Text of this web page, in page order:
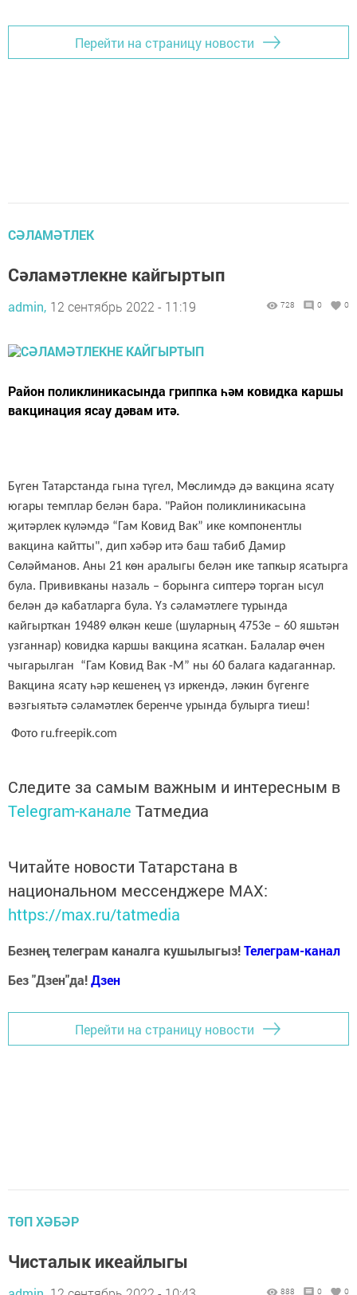
Перейти на страницу новости
СӘЛАМӘТЛЕК
Сәламәтлекне кайгыртып
admin, 12 сентябрь 2022 - 11:19 728 0 0
Район поликлиникасында гриппка һәм ковидка каршы
вакцинация ясау дәвам итә.
Бүген Татарстанда гына түгел, Мөслимдә дә вакцина ясату
югары темплар белән бара. "Район поликлиникасына
җитәрлек күләмдә “Гам Ковид Вак” ике компонентлы
вакцина кайтты", дип хәбәр итә баш табиб Дамир
Сөләйманов. Аны 21 көн аралыгы белән ике тапкыр ясатырга
була. Прививканы назаль – борынга сиптерә торган ысул
белән дә кабатларга була. Үз сәламәтлеге турында
кайгырткан 19489 өлкән кеше (шуларның 4753е – 60 яшьтән
узганнар) ковидка каршы вакцина ясаткан. Балалар өчен
чыгарылган “Гам Ковид Вак -М” ны 60 балага кадаганнар.
Вакцина ясату һәр кешенең үз иркендә, ләкин бүгенге
вәзгыятьтә сәламәтлек беренче урында булырга тиеш!
Фото ru.freepik.com
Следите за самым важным и интересным в
Telegram-канале Татмедиа
Читайте новости Татарстана в
национальном мессенджере MАХ:
https://max.ru/tatmedia
Безнең телеграм каналга кушылыгыз!Телеграм-канал
Без "Дзен"да!Дзен
Перейти на страницу новости
ТӨП ХӘБӘР
Чисталык икеайлыгы
888 0 0